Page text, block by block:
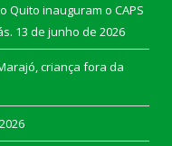
inauguram o CAPS
13 de junho de 2026
Marajó, criança fora da